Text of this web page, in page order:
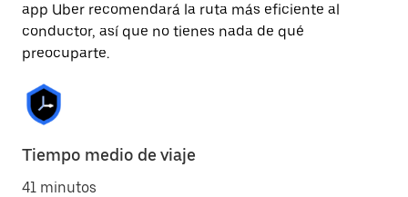
app Uber recomendará la ruta más eficiente al
conductor, así que no tienes nada de qué
preocuparte.
Tiempo medio de viaje
41 minutos